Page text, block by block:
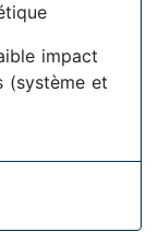
impact
(système et